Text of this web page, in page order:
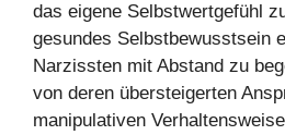
das eigene Selbstwertgefühl
gesundes Selbstbewusstsein
Narzissten mit Abstand zu
von deren übersteigerten
manipulativen